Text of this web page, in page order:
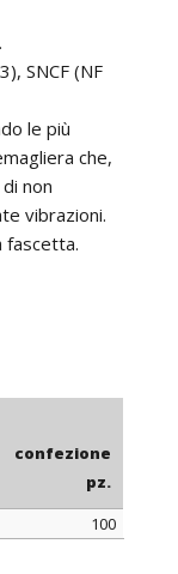
SNCF (NF
le più
che,
non
vibrazioni.
fascetta.
confezione
pz.
100